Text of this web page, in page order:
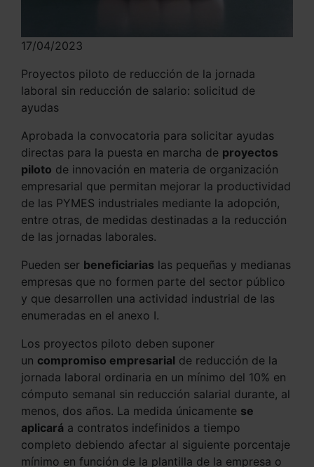
17/04/2023
Proyectos piloto de reducción de la jornada
laboral sin reducción de salario: solicitud de
ayudas
Aprobada la convocatoria para solicitar ayudas
directas para la puesta en marcha de proyectos
piloto de innovación en materia de organización
empresarial que permitan mejorar la productividad
de las PYMES industriales mediante la adopción,
entre otras, de medidas destinadas a la reducción
de las jornadas laborales.
Pueden ser beneficiarias las pequeñas y medianas
empresas que no formen parte del sector público
y que desarrollen una actividad industrial de las
enumeradas en el anexo I.
Los proyectos piloto deben suponer
un compromiso empresarial de reducción de la
jornada laboral ordinaria en un mínimo del 10% en
cómputo semanal sin reducción salarial durante, al
menos, dos años. La medida únicamente se
aplicará a contratos indefinidos a tiempo
completo debiendo afectar al siguiente porcentaje
mínimo en función de la plantilla de la empresa o